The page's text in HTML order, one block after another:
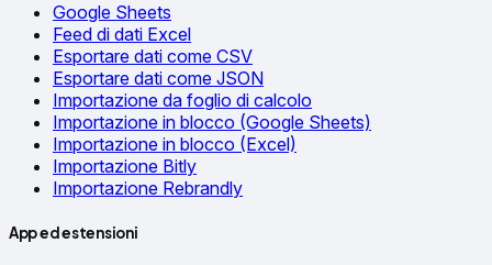
Google Sheets
Feed di dati Excel
Esportare dati come CSV
Esportare dati come JSON
Importazione da foglio di calcolo
Importazione in blocco (Google Sheets)
Importazione in blocco (Excel)
Importazione Bitly
Importazione Rebrandly
App ed estensioni